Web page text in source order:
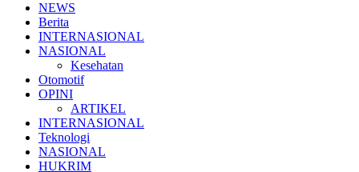
NEWS
Berita
INTERNASIONAL
NASIONAL
Kesehatan
Otomotif
OPINI
ARTIKEL
INTERNASIONAL
Teknologi
NASIONAL
HUKRIM